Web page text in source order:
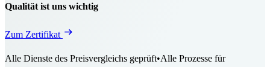
Qualität ist uns wichtig
Zum Zertifikat
Alle Dienste des Preisvergleichs geprüft•Alle Prozesse für